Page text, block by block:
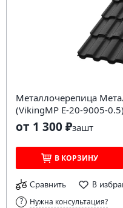
Металлочерепица
(VikingMP E-20-9005-0.5)
от 1 300 ₽зашт
В КОРЗИНУ
Сравнить В
Нужна консультация?